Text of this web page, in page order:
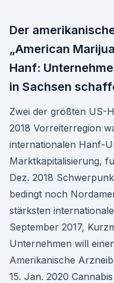
Der
„American
Hanf:
in Sachsen
Zwei der größten US-
2018 Vorreiterregion
internationalen Hanf-
Marktkapitalisierung,
Dez. 2018
bedingt noch
stärksten
September 2017,
Unternehmen will
Amerikanische
15. Jan. 2020